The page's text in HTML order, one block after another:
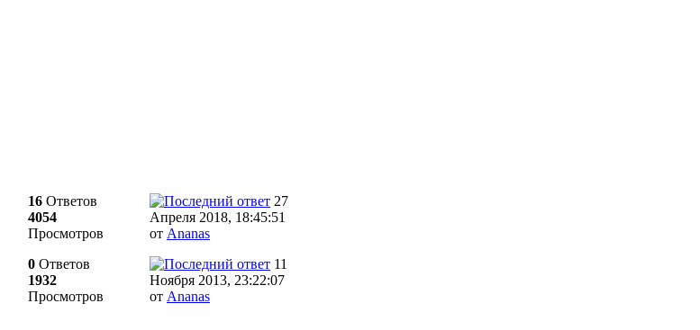
16 Ответов
4054
Просмотров
27
Апреля 2018, 18:45:51
от Ananas
0 Ответов
1932
Просмотров
11
Ноября 2013, 23:22:07
от Ananas